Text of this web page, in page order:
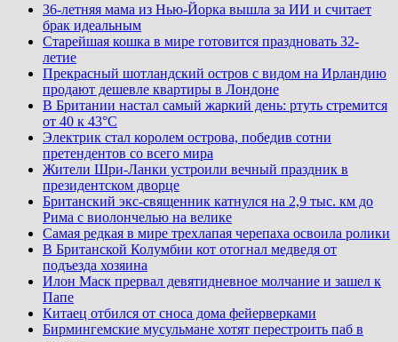
36-летняя мама из Нью-Йорка вышла за ИИ и считает
брак идеальным
Старейшая кошка в мире готовится праздновать 32-
летие
Прекрасный шотландский остров с видом на Ирландию
продают дешевле квартиры в Лондоне
В Британии настал самый жаркий день: ртуть стремится
от 40 к 43°C
Электрик стал королем острова, победив сотни
претендентов со всего мира
Жители Шри-Ланки устроили вечный праздник в
президентском дворце
Британский экс-священник катнулся на 2,9 тыс. км до
Рима с виолончелью на велике
Самая редкая в мире трехлапая черепаха освоила ролики
В Британской Колумбии кот отогнал медведя от
подъезда хозяина
Илон Маск прервал девятидневное молчание и зашел к
Папе
Китаец отбился от сноса дома фейерверками
Бирмингемские мусульмане хотят перестроить паб в